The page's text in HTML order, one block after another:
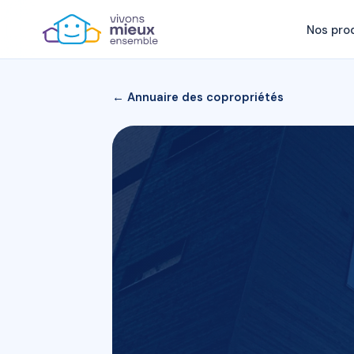
Nos
← Annuaire des copropriétés